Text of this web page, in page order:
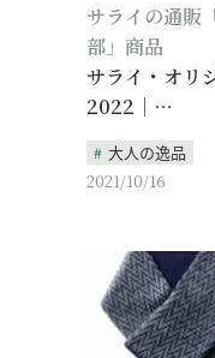
サライの通販
部」商品
サライ・オリ
2022｜…
大人の逸品
2021/10/16